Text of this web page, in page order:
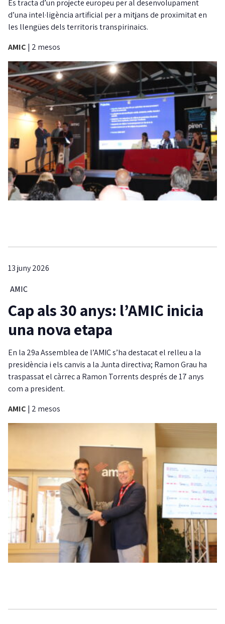
Es tracta d’un projecte europeu per al desenvolupament
d’una intel·ligència artificial per a mitjans de proximitat en
les llengües dels territoris transpirinaics.
AMIC | 2 mesos
13 juny 2026
AMIC
Cap als 30 anys: l’AMIC inicia
una nova etapa
En la 29a Assemblea de l’AMIC s’ha destacat el relleu a la
presidència i els canvis a la Junta directiva; Ramon Grau ha
traspassat el càrrec a Ramon Torrents després de 17 anys
com a president.
AMIC | 2 mesos